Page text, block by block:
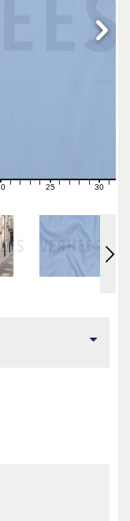
21222324 26272829 31